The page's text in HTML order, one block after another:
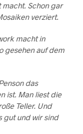
Schon gar
verziert.
macht in
gesehen auf dem
das
ist. Man liest die
Teller. Und
gut und wir sind